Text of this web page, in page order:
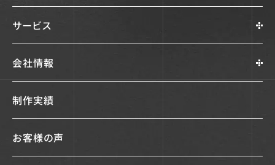
サービス
会社情報
制作実績
お客様の声